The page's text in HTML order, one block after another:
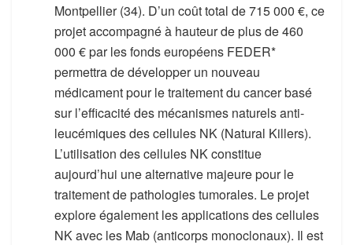
Montpellier (34). D’un coût total de 715 000 €, ce
projet accompagné à hauteur de plus de 460
000 € par les fonds européens FEDER*
permettra de développer un nouveau
médicament pour le traitement du cancer basé
sur l’efficacité des mécanismes naturels anti-
leucémiques des cellules NK (Natural Killers).
L’utilisation des cellules NK constitue
aujourd’hui une alternative majeure pour le
traitement de pathologies tumorales. Le projet
explore également les applications des cellules
NK avec les Mab (anticorps monoclonaux). Il est